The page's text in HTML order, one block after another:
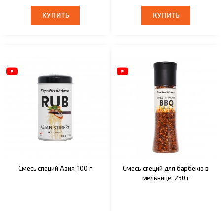
КУПИТЬ
КУПИТЬ КУПИТЬ
КУПИТЬ
Смесь специй Азия, 100 г
Смесь специй для барбекю в
мельнице, 230 г